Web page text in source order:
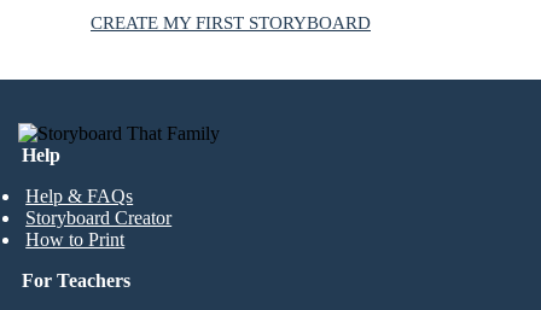
CREATE MY FIRST STORYBOARD
Help
Help & FAQs
Storyboard Creator
How to Print
For Teachers